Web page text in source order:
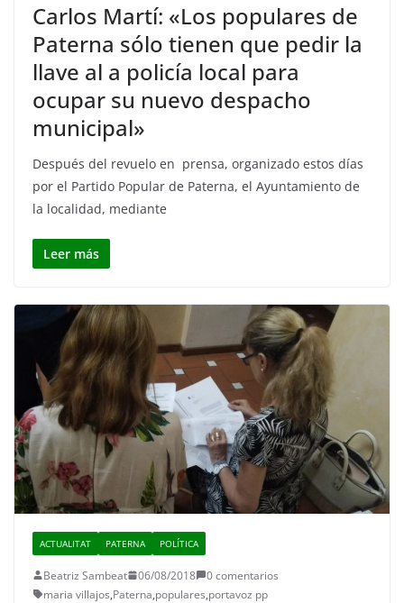
Carlos Martí: «Los populares de
Paterna sólo tienen que pedir la
llave al a policía local para
ocupar su nuevo despacho
municipal»
Después del revuelo en prensa, organizado estos días
por el Partido Popular de Paterna, el Ayuntamiento de
la localidad, mediante
Leer más
ACTUALITAT PATERNA POLÍTICA
Beatriz Sambeat 06/08/2018
0 comentarios
maria villajos,Paterna,populares,portavoz pp